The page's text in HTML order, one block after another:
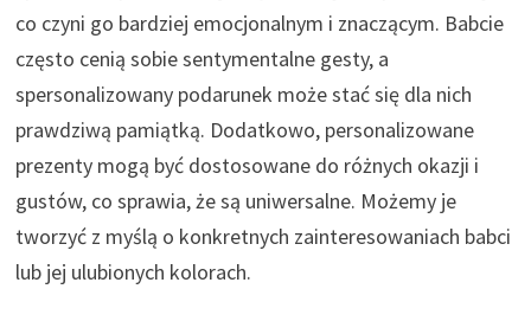
co czyni go bardziej emocjonalnym i znaczącym. Babcie
często cenią sobie sentymentalne gesty, a
spersonalizowany podarunek może stać się dla nich
prawdziwą pamiątką. Dodatkowo, personalizowane
prezenty mogą być dostosowane do różnych okazji i
gustów, co sprawia, że są uniwersalne. Możemy je
tworzyć z myślą o konkretnych zainteresowaniach babci
lub jej ulubionych kolorach.